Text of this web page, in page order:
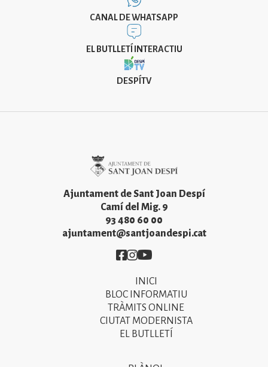
CANAL DE WHATSAPP
EL BUTLLETÍ INTERACTIU
DESPÍTV
Ajuntament de Sant Joan Despí
Camí del Mig. 9
93 480 60 00
ajuntament@santjoandespi.cat
Imatge
Imatge
Imatge
INICI
BLOC INFORMATIU
TRÀMITS ONLINE
CIUTAT MODERNISTA
EL BUTLLETÍ